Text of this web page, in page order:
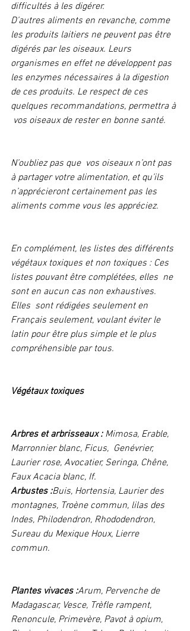
difficultés à les digérer.
D’autres aliments en revanche, comme
les produits laitiers ne peuvent pas être
digérés par les oiseaux. Leurs
organismes en effet ne développent pas
les enzymes nécessaires à la digestion
de ces produits. Le respect de ces
quelques recommandations, permettra à
vos oiseaux de rester en bonne santé.
N’oubliez pas que  vos oiseaux n’ont pas
à partager votre alimentation, et qu’ils
n’apprécieront certainement pas les
aliments comme vous les appréciez.
En complément, les listes des différents
végétaux toxiques et non toxiques : Ces
listes pouvant être complétées, elles  ne
sont en aucun cas non exhaustives.
Elles  sont rédigées seulement en
Français seulement, voulant éviter le
latin pour être plus simple et le plus
compréhensible par tous.
Végétaux toxiques
Arbres et arbrisseaux : Mimosa, Erable,
Marronnier blanc, Ficus,  Genévrier,
Laurier rose, Avocatier, Seringa, Chêne,
Faux Acacia blanc, If.
Arbustes :Buis, Hortensia, Laurier des
montagnes, Troène commun, lilas des
Indes, Philodendron, Rhododendron,
Sureau du Mexique Houx, Lierre
commun.
Plantes vivaces :Arum, Pervenche de
Madagascar, Vesce, Trèfle rampent,
Renoncule, Primevère, Pavot à opium,